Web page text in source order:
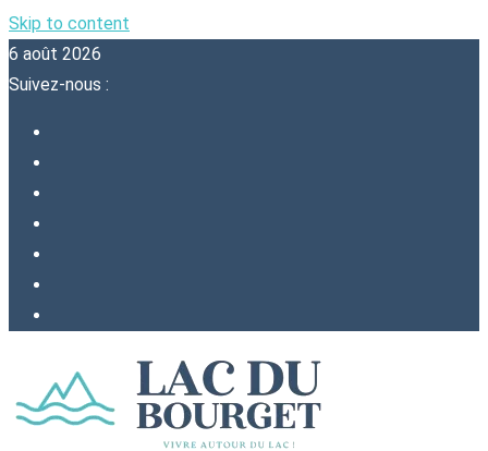
Skip to content
6 août 2026
Suivez-nous :